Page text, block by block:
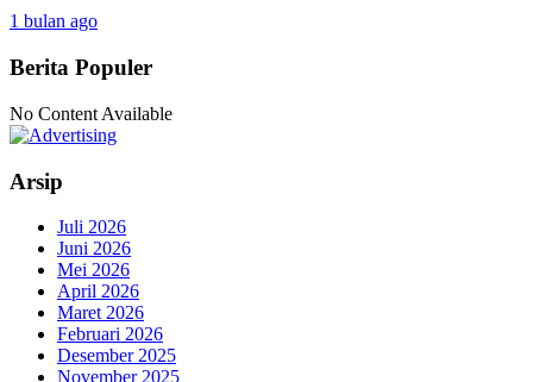
1 bulan ago
Berita Populer
No Content Available
Arsip
Juli 2026
Juni 2026
Mei 2026
April 2026
Maret 2026
Februari 2026
Desember 2025
November 2025